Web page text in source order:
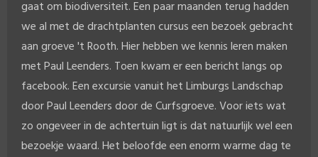
gaat om biodiversiteit. Een paar maanden terug hadden
we al met de drachtplanten cursus een bezoek gebracht
aan groeve 't Rooth. Hier hebben we kennis leren maken
met Paul Leenders. Toen kwam er een bericht langs op
facebook. Een excursie vanuit het Limburgs Landschap
door Paul Leenders door de Curfsgroeve. Voor iets wat
zo ongeveer in de achtertuin ligt is dat natuurlijk wel een
bezoekje waard. Het beloofde een enorm warme dag te